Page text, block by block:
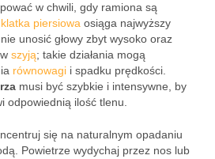
w chwili, gdy ramiona są
klatka piersiowa osiąga najwyższy
unosić głowy zbyt wysoko oraz
szyją; takie działania mogą
równowagi i spadku prędkości.
musi być szybkie i intensywne, by
odpowiednią ilość tlenu.
się na naturalnym opadaniu
Powietrze wydychaj przez nos lub